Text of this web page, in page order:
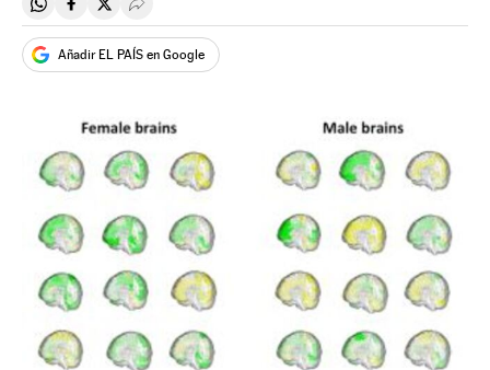
Compartir en Whatsapp
Compartir en Facebook
Compartir en Twitter
Desplegar Redes Sociales
Añadir EL PAÍS en Google